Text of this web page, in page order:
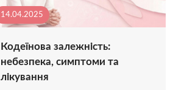
14.04.2025
Кодеїнова залежність:
небезпека, симптоми та
лікування